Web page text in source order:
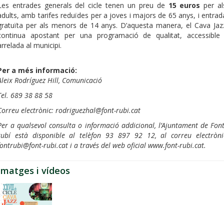
entrades generals del cicle tenen un preu de 15 euros per
amb tarifes reduïdes per a joves i majors de 65 anys, i
per als menors de 14 anys. D’aquesta manera, el Cava
apostant per una programació de qualitat, accessible
al municipi.
a més informació:
Rodríguez Hill, Comunicació
689 38 88 58
electrònic: rodriguezhal@font-rubi.cat
a qualsevol consulta o informació addicional, l’Ajuntament de
està disponible al telèfon 93 897 92 12, al correu
rubi.cat i a través del web oficial www.font-rubi.cat.
i vídeos